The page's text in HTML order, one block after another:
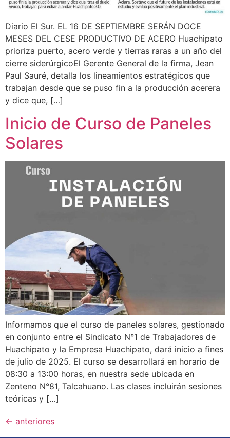
Diario El Sur. EL 16 DE SEPTIEMBRE SERÁN DOCE
MESES DEL CESE PRODUCTIVO DE ACERO Huachipato
prioriza puerto, acero verde y tierras raras a un año del
cierre siderúrgicoEl Gerente General de la firma, Jean
Paul Sauré, detalla los lineamientos estratégicos que
trabajan desde que se puso fin a la producción acerera
y dice que, […]
Inicio de Curso de Paneles
Solares
Informamos que el curso de paneles solares, gestionado
en conjunto entre el Sindicato N°1 de Trabajadores de
Huachipato y la Empresa Huachipato, dará inicio a fines
de julio de 2025. El curso se desarrollará en horario de
08:30 a 13:00 horas, en nuestra sede ubicada en
Zenteno N°81, Talcahuano. Las clases incluirán sesiones
teóricas y […]
← anteriores